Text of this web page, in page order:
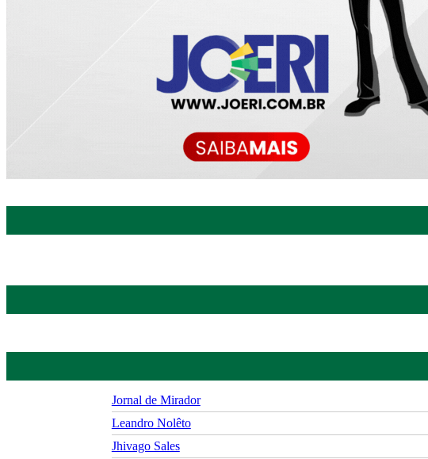
Jornal de Mirador
Leandro Nolêto
Jhivago Sales